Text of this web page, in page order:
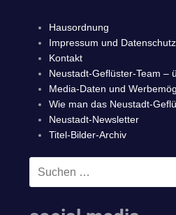
Hausordnung
Impressum und Datenschutz
Kontakt
Neustadt-Geflüster-Team –
Media-Daten und
Wie man das Neustadt-
Neustadt-Newsletter
Titel-Bilder-Archiv
Suchen